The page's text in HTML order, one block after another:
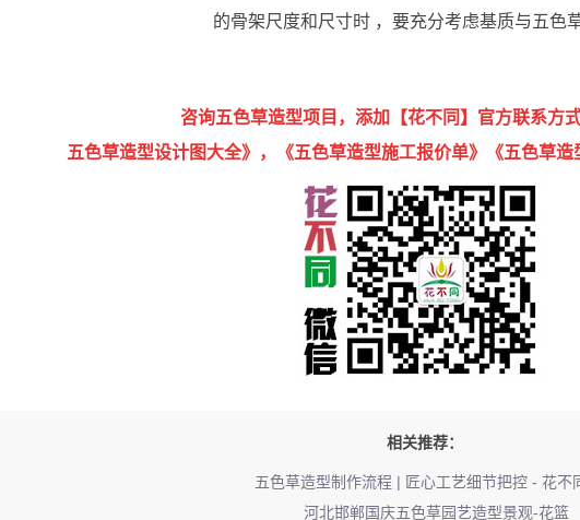
的骨架尺度和尺寸时 ，要充分考虑基质与五色
咨询五色草造型项目，添加【花不同】官方联系方
五色草造型设计图大全》，《五色草造型施工报价单》《五色草造
相关推荐：
五色草造型制作流程 | 匠心工艺细节把控 - 花不
河北邯郸国庆五色草园艺造型景观-花篮